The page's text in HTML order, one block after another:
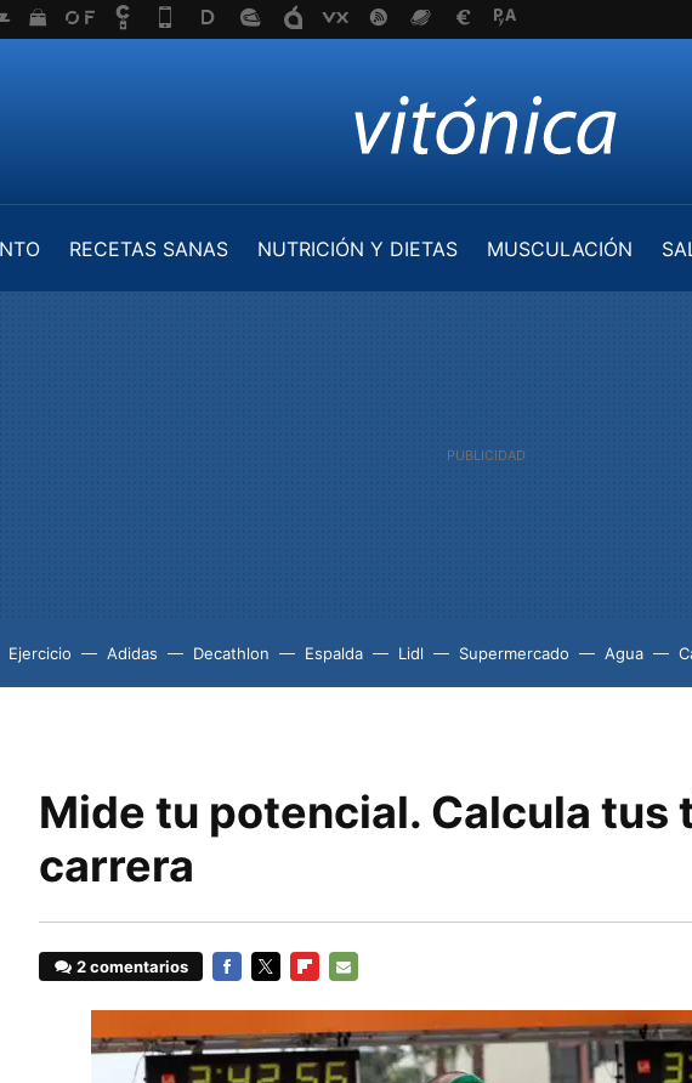
RECETAS SANAS NUTRICIÓN Y DIETAS MUSCULACIÓN
Ejercicio Adidas Decathlon Espalda Lidl Supermercado Agua
Mide tu potencial. Calcula tus
carrera
2 comentarios